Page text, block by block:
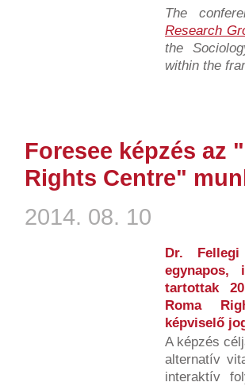
The
Research
the
within the
Foresee képzés az
Rights Centre"
2014. 08. 10
Dr.
egynapos,
tartottak
Roma
képviselő
A képzés
alternatív
interaktív